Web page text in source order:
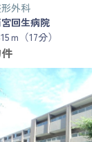
外科
回生病院
ｍ（17分）